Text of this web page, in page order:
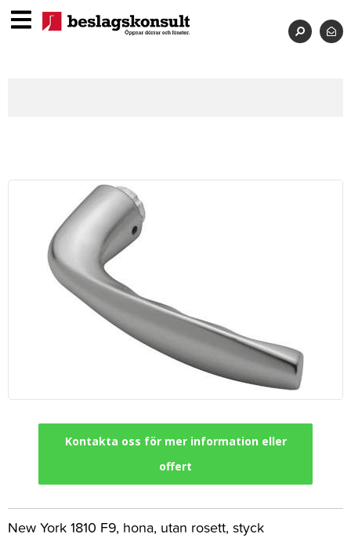
Kontakta oss för mer information eller
offert
New York 1810 F9, hona, utan rosett, styck